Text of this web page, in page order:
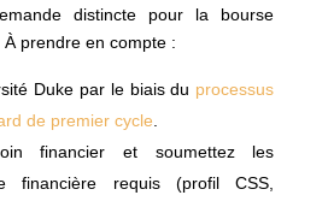
distincte pour la bourse
prendre en compte :
Duke par le biais du processus
de premier cycle
financier et soumettez les
financière requis (profil CSS,